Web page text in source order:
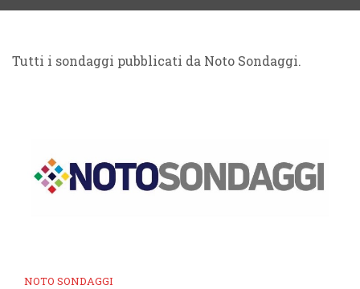
Tutti i sondaggi pubblicati da Noto Sondaggi.
NOTO SONDAGGI